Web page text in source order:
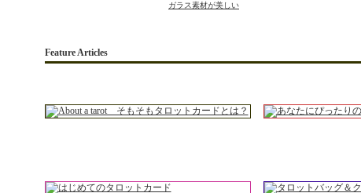
ガラス素材が美しい
Feature Articles